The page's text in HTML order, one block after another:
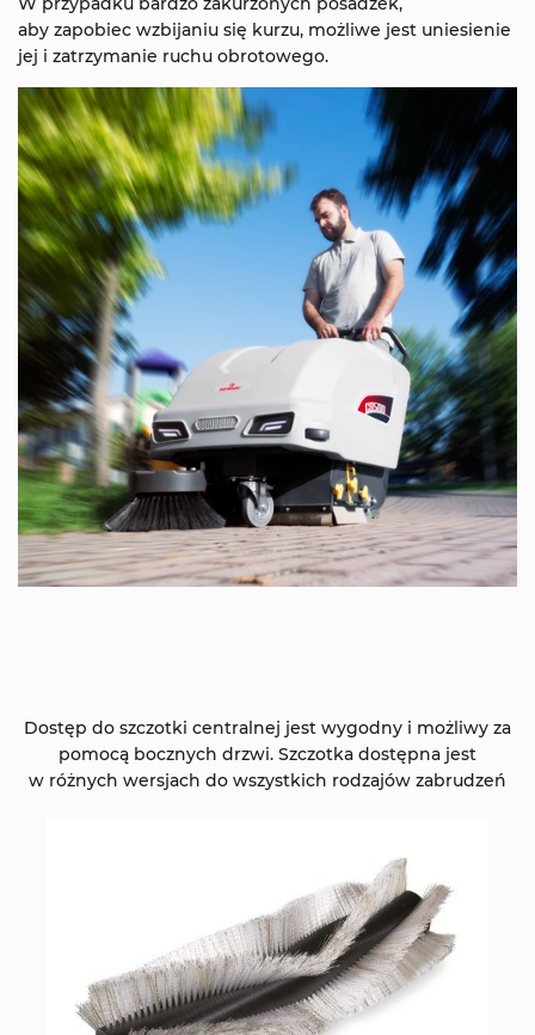
aby zapobiec wzbijaniu się kurzu, możliwe jest uniesienie
jej i zatrzymanie ruchu obrotowego.
Dostęp do szczotki centralnej jest wygodny i możliwy za
pomocą bocznych drzwi. Szczotka dostępna jest
w różnych wersjach do wszystkich rodzajów zabrudzeń